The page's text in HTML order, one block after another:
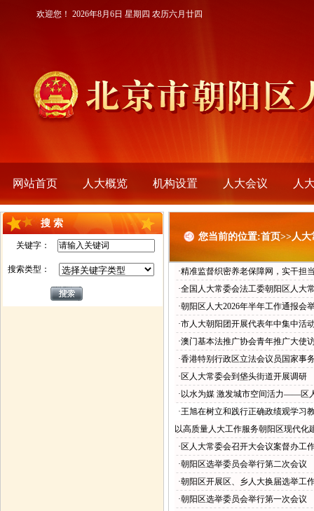
欢迎您！ 2026年8月6日 星期四 农历六月廿四
网站首页 人大概览 机构设置 人大会议 人
搜 索
关键字：
搜索类型：
您当前的位置:首页>>人
·精准监督织密养老保障网，实干
·全国人大常委会法工委朝阳区人大
·朝阳区人大2026年半年工作通报会
·市人大朝阳团开展代表年中集中活
·澳门基本法推广协会青年推广大使
·香港特别行政区立法会议员国家事
·区人大常委会到垡头街道开展调研
·以水为媒 激发城市空间活力——区
·王旭在树立和践行正确政绩观学习
以高质量人大工作服务朝阳区现代化
·区人大常委会召开大会议案督办工
·朝阳区选举委员会举行第二次会议
·朝阳区开展区、乡人大换届选举工
·朝阳区选举委员会举行第一次会议